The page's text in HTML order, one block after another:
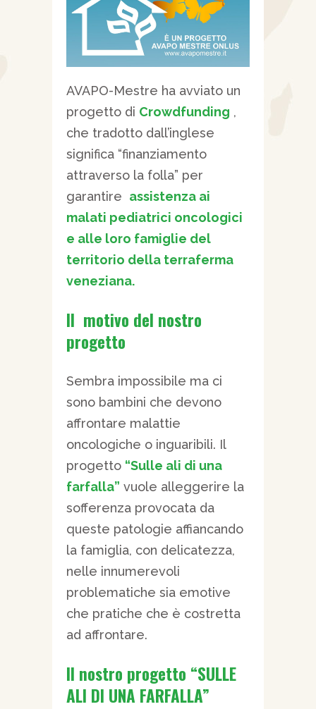
AVAPO-Mestre ha avviato un
progetto di Crowdfunding ,
che tradotto dall’inglese
significa “finanziamento
attraverso la folla” per
garantire assistenza ai
malati pediatrici oncologici
e alle loro famiglie del
territorio della terraferma
veneziana.
Il motivo del nostro
progetto
Sembra impossibile ma ci
sono bambini che devono
affrontare malattie
oncologiche o inguaribili. Il
progetto “Sulle ali di una
farfalla” vuole alleggerire la
sofferenza provocata da
queste patologie affiancando
la famiglia, con delicatezza,
nelle innumerevoli
problematiche sia emotive
che pratiche che è costretta
ad affrontare.
Il nostro progetto “SULLE
ALI DI UNA FARFALLA”